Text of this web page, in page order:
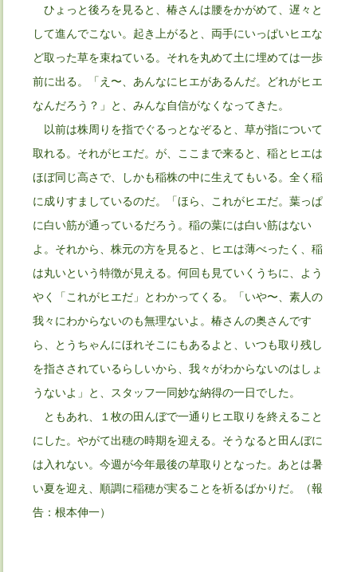
ひょっと後ろを見ると、椿さんは腰をかがめて、遅々と
して進んでこない。起き上がると、両手にいっぱいヒエな
ど取った草を束ねている。それを丸めて土に埋めては一歩
前に出る。「え〜、あんなにヒエがあるんだ。どれがヒエ
なんだろう？」と、みんな自信がなくなってきた。
以前は株周りを指でぐるっとなぞると、草が指について
取れる。それがヒエだ。が、ここまで来ると、稲とヒエは
ほぼ同じ高さで、しかも稲株の中に生えてもいる。全く稲
に成りすましているのだ。「ほら、これがヒエだ。葉っぱ
に白い筋が通っているだろう。稲の葉には白い筋はない
よ。それから、株元の方を見ると、ヒエは薄べったく、稲
は丸いという特徴が見える。何回も見ていくうちに、よう
やく「これがヒエだ」とわかってくる。「いや〜、素人の
我々にわからないのも無理ないよ。椿さんの奥さんです
ら、とうちゃんにほれそこにもあるよと、いつも取り残し
を指さされているらしいから、我々がわからないのはしょ
うないよ」と、スタッフ一同妙な納得の一日でした。
ともあれ、１枚の田んぼで一通りヒエ取りを終えること
にした。やがて出穂の時期を迎える。そうなると田んぼに
は入れない。今週が今年最後の草取りとなった。あとは暑
い夏を迎え、順調に稲穂が実ることを祈るばかりだ。（報
告：根本伸一）